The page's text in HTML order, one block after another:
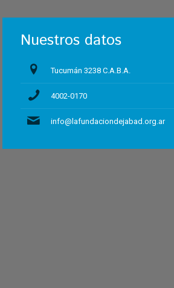
Nuestros datos
Tucumán 3238 C.A.B.A.
4002-0170
info@lafundaciondejabad.org.ar